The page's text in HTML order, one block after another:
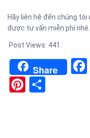
Hãy liên hệ đến chúng tôi
được tư vấn miễn phí nhé.
Post Views: 441
Share
Pinterest